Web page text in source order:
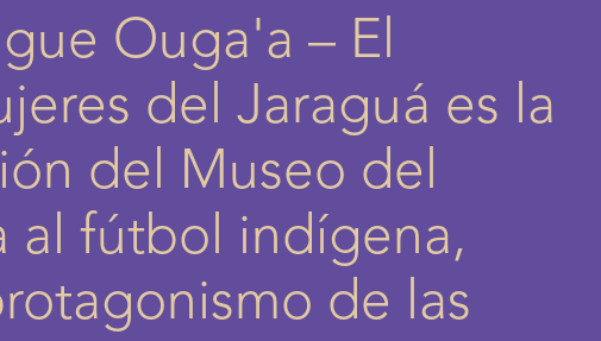
Ouga'a – El
del Jaraguá es la
del Museo del
al fútbol indígena,
de las